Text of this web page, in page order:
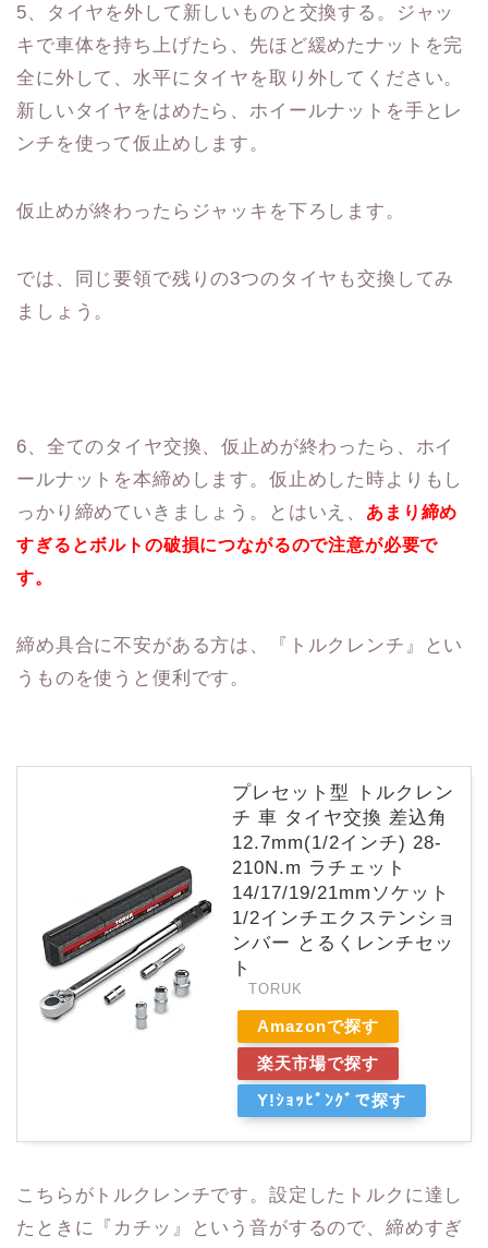
5、タイヤを外して新しいものと交換する。ジャッ
キで車体を持ち上げたら、先ほど緩めたナットを完
全に外して、水平にタイヤを取り外してください。
新しいタイヤをはめたら、ホイールナットを手とレ
ンチを使って仮止めします。
仮止めが終わったらジャッキを下ろします。
では、同じ要領で残りの3つのタイヤも交換してみ
ましょう。
6、全てのタイヤ交換、仮止めが終わったら、ホイ
ールナットを本締めします。仮止めした時よりもし
っかり締めていきましょう。とはいえ、
あまり締め
すぎるとボルトの破損につながるので注意が必要で
す。
締め具合に不安がある方は、『トルクレンチ』とい
うものを使うと便利です。
プレセット型 トルクレン
チ 車 タイヤ交換 差込角
12.7mm(1/2インチ) 28-
210N.m ラチェット
14/17/19/21mmソケット
1/2インチエクステンショ
ンバー とるくレンチセッ
ト
TORUK
Amazonで探す
楽天市場で探す
Y!ｼｮｯﾋﾟﾝｸﾞで探す
こちらがトルクレンチです。設定したトルクに達し
たときに『カチッ』という音がするので、締めすぎ